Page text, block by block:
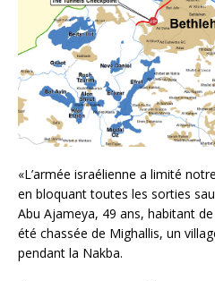
«L’armée israélienne a limité
en bloquant toutes les sorties
Abu Ajameya, 49 ans, habitant
été chassée de Mighallis, un
pendant la Nakba.